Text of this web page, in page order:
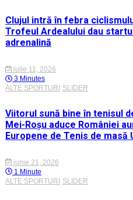
Clujul intră în febra
Trofeul Ardealului dau
adrenalină
iulie 11, 2026
3 Minutes
ALTE SPORTURI
SLIDER
Viitorul sună bine în tenisul
Mei-Roșu aduce României
Europene de Tenis de masă
iunie 21, 2026
1 Minute
ALTE SPORTURI SLIDER